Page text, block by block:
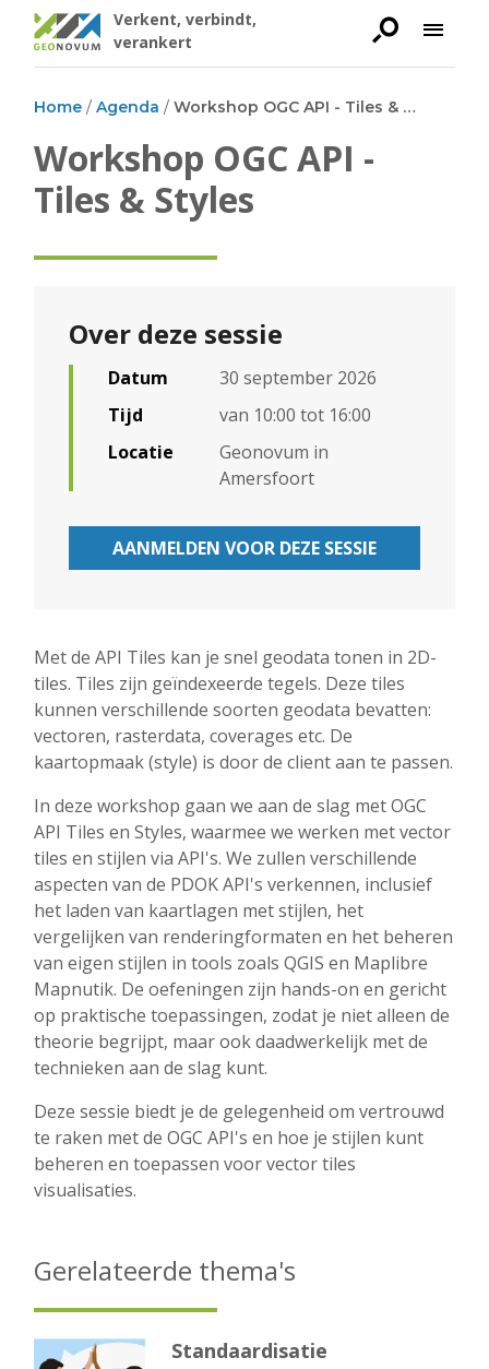
Overslaan
naar
inhoud
gaan
Verkent, verbindt,
verankert
in
Zoeken Menu
Kruimelpad
Home Agenda Workshop OGC API - Tiles & Styles
Workshop OGC API -
Tiles & Styles
Over deze sessie
Datum
30 september 2026
Tijd
van 10:00 tot 16:00
Locatie
Geonovum in
Amersfoort
AANMELDEN VOOR DEZE SESSIE
Met de API Tiles kan je snel geodata tonen in 2D-
tiles. Tiles zijn geïndexeerde tegels. Deze tiles
kunnen verschillende soorten geodata bevatten:
vectoren, rasterdata, coverages etc. De
kaartopmaak (style) is door de client aan te passen.
In deze workshop gaan we aan de slag met OGC
API Tiles en Styles, waarmee we werken met vector
tiles en stijlen via API's. We zullen verschillende
aspecten van de PDOK API's verkennen, inclusief
het laden van kaartlagen met stijlen, het
vergelijken van renderingformaten en het beheren
van eigen stijlen in tools zoals QGIS en Maplibre
Mapnutik. De oefeningen zijn hands-on en gericht
op praktische toepassingen, zodat je niet alleen de
theorie begrijpt, maar ook daadwerkelijk met de
technieken aan de slag kunt.
Deze sessie biedt je de gelegenheid om vertrouwd
te raken met de OGC API's en hoe je stijlen kunt
beheren en toepassen voor vector tiles
visualisaties.
Gerelateerde thema's
Standaardisatie